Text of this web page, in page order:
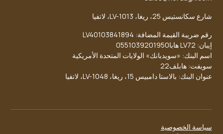
شارع سكانستيس 25، ريغا، LV-1013، لاتفيا
رقم ضريبة القيمة المضافة: LV40103841894
إيبان: LV72 هابا0551039201950
اسم البنك: «سويدبانك» الولايات المتحدة الأمريكية
سويفت: هابلف22
عنوان البنك: بالاستا دامبيس 15، ريغا، LV-1048، لاتفيا
سياسة الخصوصية